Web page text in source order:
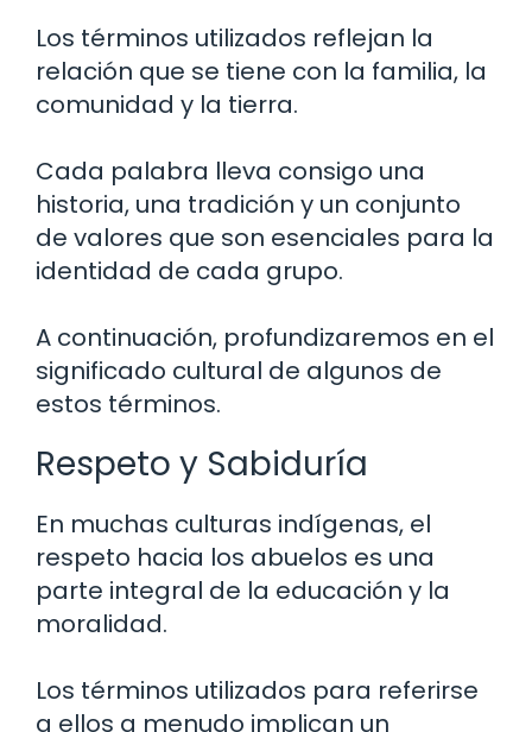
Los términos utilizados reflejan la
relación que se tiene con la familia, la
comunidad y la tierra.
Cada palabra lleva consigo una
historia, una tradición y un conjunto
de valores que son esenciales para la
identidad de cada grupo.
A continuación, profundizaremos en el
significado cultural de algunos de
estos términos.
Respeto y Sabiduría
En muchas culturas indígenas, el
respeto hacia los abuelos es una
parte integral de la educación y la
moralidad.
Los términos utilizados para referirse
a ellos a menudo implican un